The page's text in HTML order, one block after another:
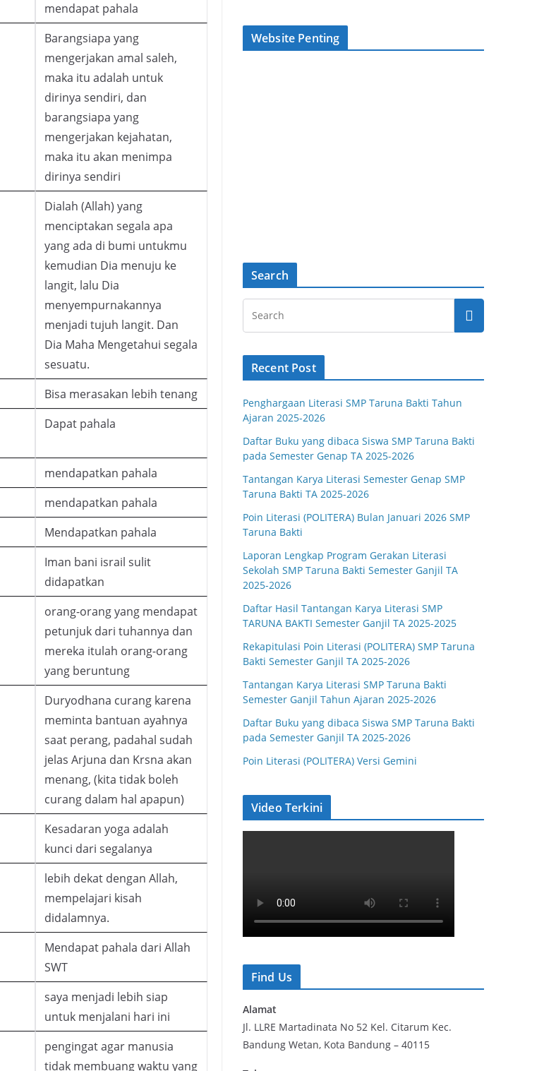
mendapat pahala
Barangsiapa yang
mengerjakan amal saleh,
maka itu adalah untuk
dirinya sendiri, dan
barangsiapa yang
mengerjakan kejahatan,
maka itu akan menimpa
dirinya sendiri
Dialah (Allah) yang
menciptakan segala apa
yang ada di bumi untukmu
kemudian Dia menuju ke
langit, lalu Dia
menyempurnakannya
menjadi tujuh langit. Dan
Dia Maha Mengetahui segala
sesuatu.
Bisa merasakan lebih tenang
Dapat pahala
mendapatkan pahala
mendapatkan pahala
Mendapatkan pahala
Iman bani israil sulit
didapatkan
orang-orang yang mendapat
petunjuk dari tuhannya dan
mereka itulah orang-orang
yang beruntung
Duryodhana curang karena
meminta bantuan ayahnya
saat perang, padahal sudah
jelas Arjuna dan Krsna akan
menang, (kita tidak boleh
curang dalam hal apapun)
Kesadaran yoga adalah
kunci dari segalanya
lebih dekat dengan Allah,
mempelajari kisah
didalamnya.
Mendapat pahala dari Allah
SWT
saya menjadi lebih siap
untuk menjalani hari ini
pengingat agar manusia
tidak membuang waktu yang
Website Penting
Search
Recent Post
Penghargaan Literasi SMP Taruna Bakti Tahun
Ajaran 2025-2026
Daftar Buku yang dibaca Siswa SMP Taruna Bakti
pada Semester Genap TA 2025-2026
Tantangan Karya Literasi Semester Genap SMP
Taruna Bakti TA 2025-2026
Poin Literasi (POLITERA) Bulan Januari 2026 SMP
Taruna Bakti
Laporan Lengkap Program Gerakan Literasi
Sekolah SMP Taruna Bakti Semester Ganjil TA
2025-2026
Daftar Hasil Tantangan Karya Literasi SMP
TARUNA BAKTI Semester Ganjil TA 2025-2025
Rekapitulasi Poin Literasi (POLITERA) SMP Taruna
Bakti Semester Ganjil TA 2025-2026
Tantangan Karya Literasi SMP Taruna Bakti
Semester Ganjil Tahun Ajaran 2025-2026
Daftar Buku yang dibaca Siswa SMP Taruna Bakti
pada Semester Ganjil TA 2025-2026
Poin Literasi (POLITERA) Versi Gemini
Video Terkini
Find Us
Alamat
Jl. LLRE Martadinata No 52 Kel. Citarum Kec.
Bandung Wetan, Kota Bandung – 40115